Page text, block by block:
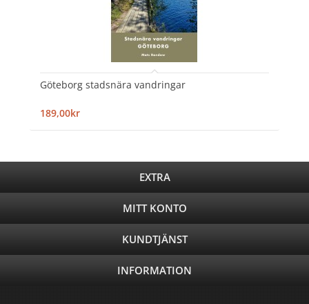
Göteborg stadsnära vandringar
189,00kr
EXTRA
MITT KONTO
KUNDTJÄNST
INFORMATION